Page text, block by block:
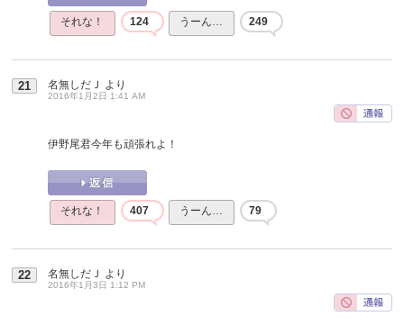
それな！ 124 うーん… 249
21 名無しだＪ より
2016年1月2日 1:41 AM
伊野尾君今年も頑張れよ！
それな！ 407 うーん… 79
22 名無しだＪ より
2016年1月3日 1:12 PM